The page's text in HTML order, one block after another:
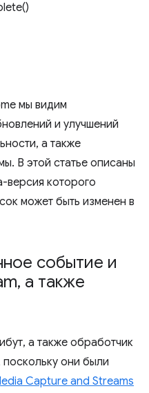
мы видим
и улучшений
а также
В этой статье описаны
версия которого
может быть изменен в
событие и
, а также
а также обработчик
поскольку они были
Capture and Streams